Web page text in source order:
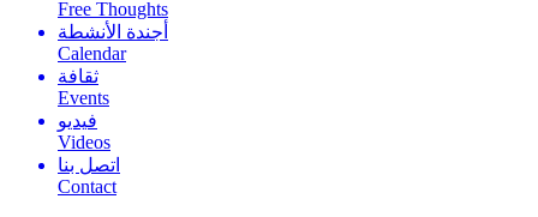
Free Thoughts
أجندة الأنشطة
Calendar
ثقافة
Events
فيديو
Videos
اتصل بنا
Contact